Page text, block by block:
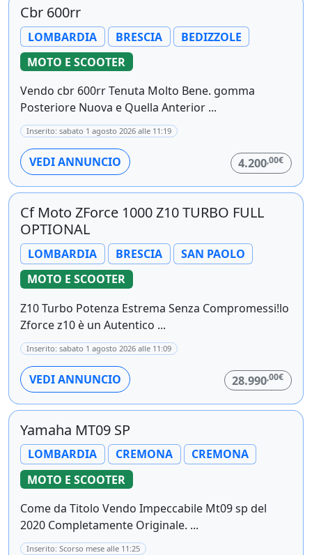
Cbr 600rr
LOMBARDIA BRESCIA
BEDIZZOLE
MOTO E SCOOTER
Vendo cbr 600rr Tenuta Molto Bene. gomma
Posteriore Nuova e Quella Anterior ...
Inserito: sabato 1 agosto 2026 alle 11:19
VEDI ANNUNCIO 4.200,00€
Cf Moto ZForce 1000 Z10 TURBO FULL
OPTIONAL
LOMBARDIA BRESCIA
SAN PAOLO
MOTO E SCOOTER
Z10 Turbo Potenza Estrema Senza Compromessi!lo
Zforce z10 è un Autentico ...
Inserito: sabato 1 agosto 2026 alle 11:09
VEDI ANNUNCIO 28.990,00€
Yamaha MT09 SP
LOMBARDIA CREMONA
CREMONA
MOTO E SCOOTER
Come da Titolo Vendo Impeccabile Mt09 sp del
2020 Completamente Originale. ...
Inserito: Scorso mese alle 11:25